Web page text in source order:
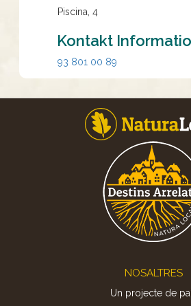
Piscina, 4
Kontakt
93 801 00 89
NOSALTRES
Un projecte de